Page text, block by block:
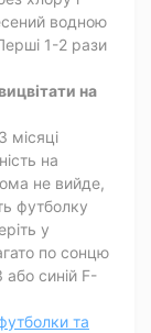
водною
1-2 рази
на
місяці
на
не вийде,
футболку
у
по сонцю
або синій F-
та